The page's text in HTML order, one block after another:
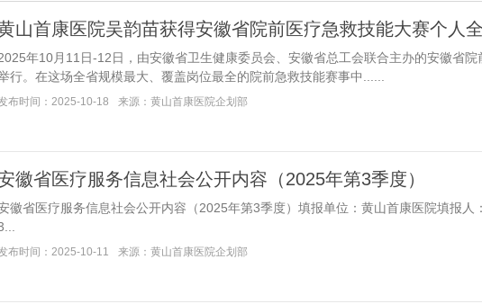
山首康医院吴韵苗获得安徽省院前医疗急救技能大赛个人
年10月11日-12日，由安徽省卫生健康委员会、安徽省总工会联合主办的安徽省院
行。在这场全省规模最大、覆盖岗位最全的院前急救技能赛事中......
布时间：2025-10-18 来源：黄山首康医院企划部
徽省医疗服务信息社会公开内容（2025年第3季度）
徽省医疗服务信息社会公开内容（2025年第3季度）填报单位：黄山首康医院填报人
布时间：2025-10-11 来源：黄山首康医院企划部